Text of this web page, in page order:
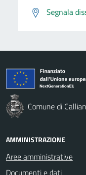
Segnala
Comune di
AMMINISTRAZIONE
Aree amministrative
Documenti e dati